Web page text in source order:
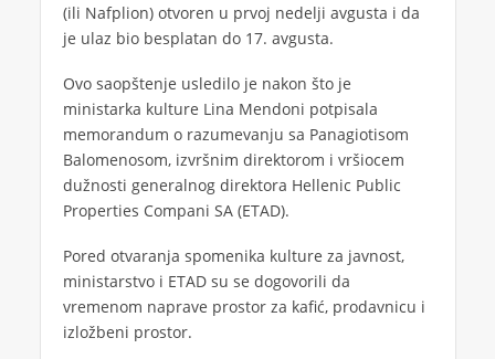
(ili Nafplion) otvoren u prvoj nedelji avgusta i da
je ulaz bio besplatan do 17. avgusta.
Ovo saopštenje usledilo je nakon što je
ministarka kulture Lina Mendoni potpisala
memorandum o razumevanju sa Panagiotisom
Balomenosom, izvršnim direktorom i vršiocem
dužnosti generalnog direktora Hellenic Public
Properties Compani SA (ETAD).
Pored otvaranja spomenika kulture za javnost,
ministarstvo i ETAD su se dogovorili da
vremenom naprave prostor za kafić, prodavnicu i
izložbeni prostor.